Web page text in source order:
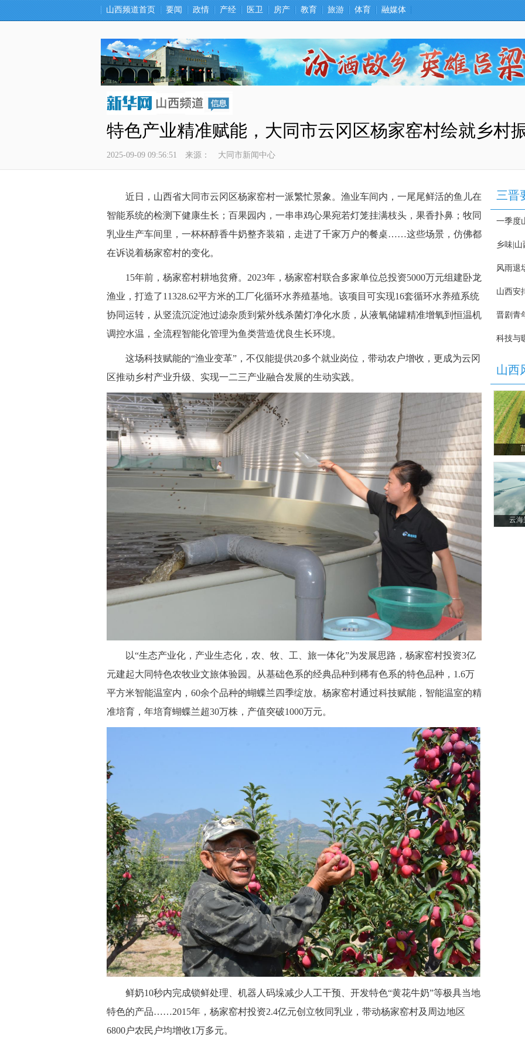
山西频道首页 要闻 政情 产经 医卫 房产 教育 旅游 体育 融媒体
特色产业精准赋能，大同市云冈区杨家窑村绘就乡村
2025-09-09 09:56:51 来源： 大同市新闻中心
近日，山西省大同市云冈区杨家窑村一派繁忙景象。渔业车间内，一尾尾鲜活的鱼儿在
智能系统的检测下健康生长；百果园内，一串串鸡心果宛若灯笼挂满枝头，果香扑鼻；牧同
乳业生产车间里，一杯杯醇香牛奶整齐装箱，走进了千家万户的餐桌……这些场景，仿佛都
在诉说着杨家窑村的变化。
15年前，杨家窑村耕地贫瘠。2023年，杨家窑村联合多家单位总投资5000万元组建卧龙
渔业，打造了11328.62平方米的工厂化循环水养殖基地。该项目可实现16套循环水养殖系统
协同运转，从竖流沉淀池过滤杂质到紫外线杀菌灯净化水质，从液氧储罐精准增氧到恒温机
调控水温，全流程智能化管理为鱼类营造优良生长环境。
这场科技赋能的“渔业变革”，不仅能提供20多个就业岗位，带动农户增收，更成为云冈
区推动乡村产业升级、实现一二三产业融合发展的生动实践。
以“生态产业化，产业生态化，农、牧、工、旅一体化”为发展思路，杨家窑村投资3亿
元建起大同特色农牧业文旅体验园。从基础色系的经典品种到稀有色系的特色品种，1.6万
平方米智能温室内，60余个品种的蝴蝶兰四季绽放。杨家窑村通过科技赋能，智能温室的精
准培育，年培育蝴蝶兰超30万株，产值突破1000万元。
鲜奶10秒内完成锁鲜处理、机器人码垛减少人工干预、开发特色“黄花牛奶”等极具当地
特色的产品……2015年，杨家窑村投资2.4亿元创立牧同乳业，带动杨家窑村及周边地区
6800户农民户均增收1万多元。